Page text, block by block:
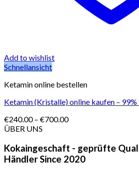
Add to wishlist
Schnellansicht
Ketamin online bestellen
Ketamin (Kristalle) online kaufen – 99%
€240.00 – €700.00Preisspanne:
€700.00
ÜBER UNS
Kokaingeschaft - geprüfte
Händler Since 2020